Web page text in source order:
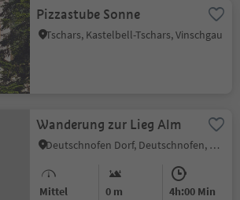
Pizzastube Sonne
Tschars, Kastelbell-Tschars, Vinschgau
Wanderung zur Lieg Alm
Deutschnofen Dorf, Deutschnofen, Dolomitenregion Eggental
Mittel 0 m 4h:00 Min